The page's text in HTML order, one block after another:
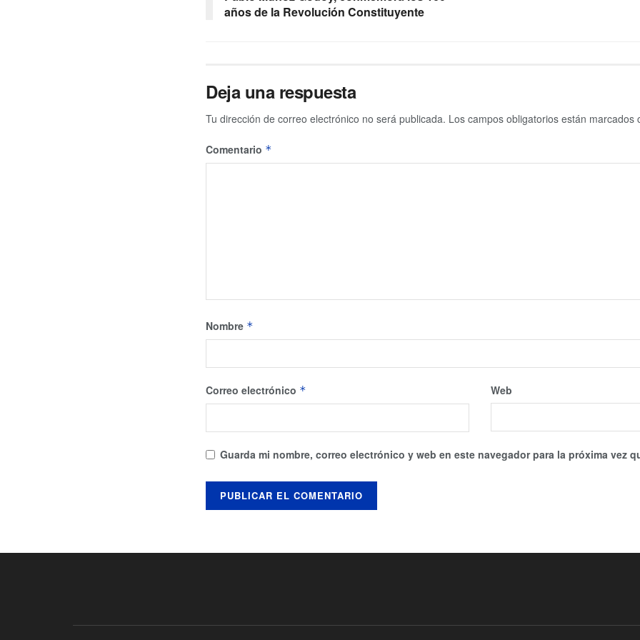
años de la Revolución Constituyente
Deja una respuesta
Tu dirección de correo electrónico no será publicada. Los campos obligatorios están marcados
Comentario *
Nombre *
Correo electrónico * Web
Guarda mi nombre, correo electrónico y web en este navegador para la próxima vez